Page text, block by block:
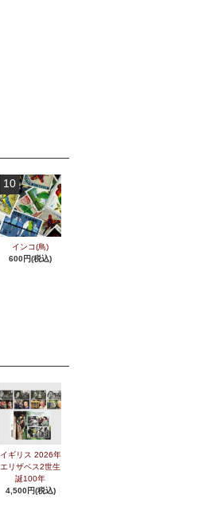
10
インコ(鳥)
600円(税込)
イギリス 2026年
エリザベス2世生
誕100年
4,500円(税込)